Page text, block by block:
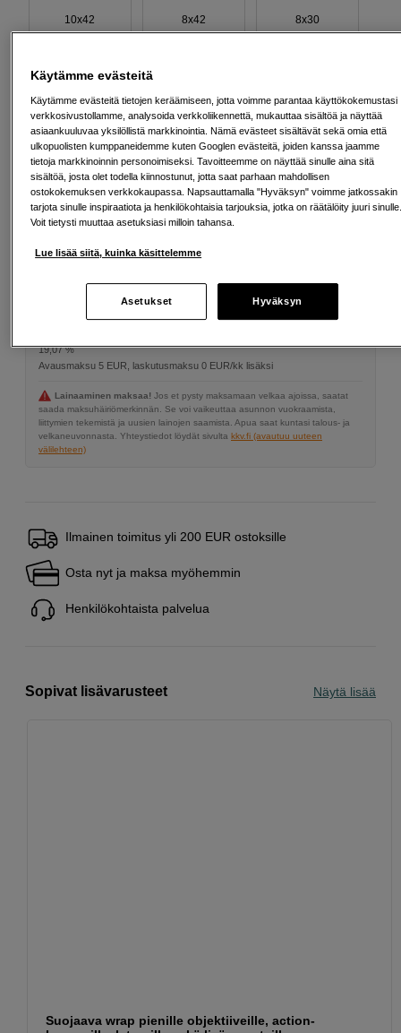
10x42 8x42 8x30
10x30
166 EUR
Määrä
19,07 %
Avausmaksu 5 EUR, laskutusmaksu 0 EUR/kk lisäksi
Lainaaminen maksaa! Jos et pysty maksamaan velkaa ajoissa, saatat
saada maksuhäiriömerkinnän. Se voi vaikeuttaa asunnon vuokraamista,
liittymien tekemistä ja uusien lainojen saamista. Apua saat kuntasi talous- ja
velkaneuvonnasta. Yhteystiedot löydät sivulta kkv.fi (avautuu uuteen
välilehteen)
Ilmainen toimitus yli 200 EUR ostoksille
Osta nyt ja maksa myöhemmin
Henkilökohtaista palvelua
Sopivat lisävarusteet Näytä lisää
Suojaava wrap pienille objektiiveille, action-
Käytämme evästeitä
Käytämme evästeitä tietojen keräämiseen, jotta voimme parantaa käyttökokemustasi
verkkosivustollamme, analysoida verkkoliikennettä, mukauttaa sisältöä ja näyttää
asiaankuuluvaa yksilöllistä markkinointia. Nämä evästeet sisältävät sekä omia että
ulkopuolisten kumppaneidemme kuten Googlen evästeitä, joiden kanssa jaamme
tietoja markkinoinnin personoimiseksi. Tavoitteemme on näyttää sinulle aina sitä
sisältöä, josta olet todella kiinnostunut, jotta saat parhaan mahdollisen
ostokokemuksen verkkokaupassa. Napsauttamalla "Hyväksyn" voimme jatkossakin
tarjota sinulle inspiraatiota ja henkilökohtaisia tarjouksia, jotka on räätälöity juuri
Voit tietysti muuttaa asetuksiasi milloin tahansa.
Lue lisää siitä, kuinka käsittelemme
Asetukset Hyväksyn